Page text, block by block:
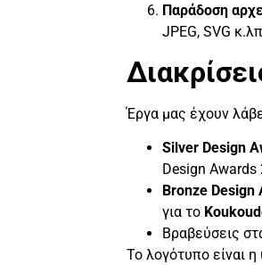
Παράδοση
JPEG, SVG
Έργα μας έχουν
Silver Design
Design Awards
Bronze Design
για το
Βραβεύσεις
Το λογότυπο είναι